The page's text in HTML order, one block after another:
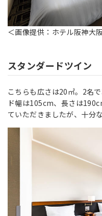
＜画像提供：ホテル阪神大
スタンダードツイン
こちらも広さは20㎡。2名
ド幅は105cm、長さは
ていただきましたが、十分な